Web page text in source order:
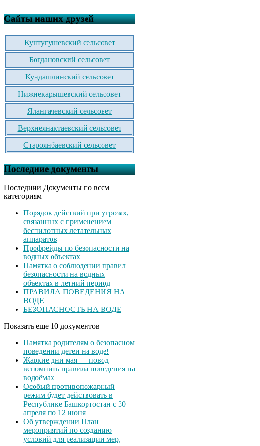
Сайты наших друзей
Кунтугушевский сельсовет
Богдановский сельсовет
Кундашлинский сельсовет
Нижнекарышевский сельсовет
Ялангачевский сельсовет
Верхнеянактаевский сельсовет
Староянбаевский сельсовет
Последние документы
Последнии Документы по всем
категориям
Порядок действий при угрозах,
связанных с применением
беспилотных летательных
аппаратов
Профрейды по безопасности на
водных объектах
Памятка о соблюдении правил
безопасности на водных
объектах в летний период
ПРАВИЛА ПОВЕДЕНИЯ НА
ВОДЕ
БЕЗОПАСНОСТЬ НА ВОДЕ
Показать еще 10 документов
Памятка родителям о безопасном
поведении детей на воде!
Жаркие дни мая — повод
вспомнить правила поведения на
водоёмах
Особый противопожарный
режим будет действовать в
Республике Башкортостан с 30
апреля по 12 июня
Об утверждении План
мероприятий по созданию
условий для реализации мер,